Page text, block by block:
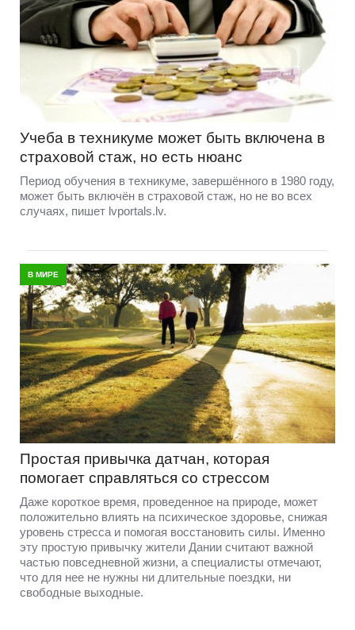
Учеба в техникуме может быть включена в
страховой стаж, но есть нюанс
Период обучения в техникуме, завершённого в 1980 году,
может быть включён в страховой стаж, но не во всех
случаях, пишет lvportals.lv.
В МИРЕ
Простая привычка датчан, которая
помогает справляться со стрессом
Даже короткое время, проведенное на природе, может
положительно влиять на психическое здоровье, снижая
уровень стресса и помогая восстановить силы. Именно
эту простую привычку жители Дании считают важной
частью повседневной жизни, а специалисты отмечают,
что для нее не нужны ни длительные поездки, ни
свободные выходные.